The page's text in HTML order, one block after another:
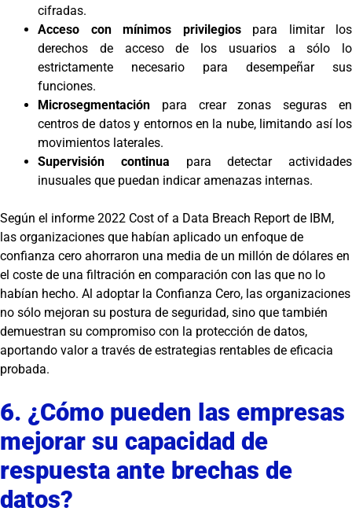
cifradas.
Acceso con mínimos privilegiospara limitar los
derechos de acceso de los usuarios a sólo lo
estrictamente necesario para desempeñar sus
funciones.
Microsegmentación para crear zonas seguras en
centros de datos y entornos en la nube, limitando así los
movimientos laterales.
Supervisión continua para detectar actividades
inusuales que puedan indicar amenazas internas.
Según el informe 2022 Cost of a Data Breach Report de IBM,
las organizaciones que habían aplicado un enfoque de
confianza cero ahorraron una media de un millón de dólares en
el coste de una filtración en comparación con las que no lo
habían hecho. Al adoptar la Confianza Cero, las organizaciones
no sólo mejoran su postura de seguridad, sino que también
demuestran su compromiso con la protección de datos,
aportando valor a través de estrategias rentables de eficacia
probada.
6. ¿Cómo pueden las empresas
mejorar su capacidad de
respuesta ante brechas de
datos?